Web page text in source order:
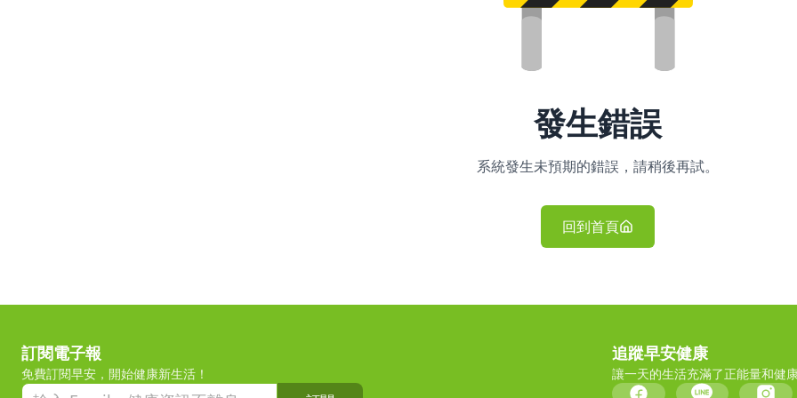
發生錯誤
系統發生未預期的錯誤，請稍後再試。
回到首頁
訂閱電子報
免費訂閱早安，開始健康新生活！
追蹤早安健康
讓一天的生活充滿了正能量和健